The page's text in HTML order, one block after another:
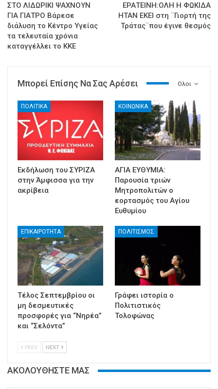
ΣΤΟ ΛΙΔΩΡΙΚΙ ΨΑΧΝΟΥΝ
ΓΙΑ ΓΙΑΤΡΟ Βάρεσε
διάλυση το Κέντρο Υγείας
τα τελευταία χρόνια
καταγγέλλει το ΚΚΕ
ΕΡΑΤΕΙΝΗ:ΟΛΗ Η ΦΩΚΙΔΑ
ΗΤΑΝ ΕΚΕΙ στη ¨Γιορτή της
Τράτας¨που έγινε θεσμός
Ολοι
Μπορεί Επίσης Να Σας Αρέσει
ΠΟΛΙΤΙΚΑ
Εκδήλωση του ΣΥΡΙΖΑ
στην Άμφισσα για την
ακρίβεια
ΚΟΙΝΩΝΙΚΑ
ΑΓΙΑ ΕΥΘΥΜΙΑ:
Παρουσία τριών
Μητροπολιτών ο
εορτασμός του Αγίου
Ευθυμίου
ΕΠΙΚΑΙΡΟΤΗΤΑ
Τέλος Σεπτεμβρίου οι
μη δεσμευτικές
προσφορές για “Νηρέα”
και “Σελόντα”
ΠΟΛΙΤΙΣΜΟΣ
Γράφει ιστορία ο
Πολιτιστικός
Τολοφώνας
PREV NEXT
ΑΚΟΛΟΥΘΗΣΤΕ ΜΑΣ